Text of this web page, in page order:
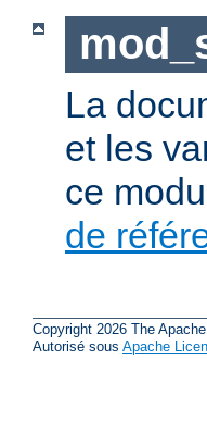
La
et les
ce
de
Copyright 2026 The
Autorisé sous Apache